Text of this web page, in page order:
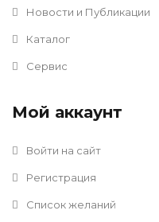
Новости и Публикации
Каталог
Сервис
Мой аккаунт
Войти на сайт
Регистрация
Список желаний